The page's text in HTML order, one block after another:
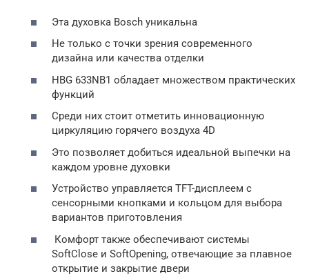
Эта духовка Bosch уникальна
Не только с точки зрения современного
дизайна или качества отделки
HBG 633NB1 обладает множеством практических
функций
Среди них стоит отметить инновационную
циркуляцию горячего воздуха 4D
Это позволяет добиться идеальной выпечки на
каждом уровне духовки
Устройство управляется TFT-дисплеем с
сенсорными кнопками и кольцом для выбора
вариантов приготовления
Комфорт также обеспечивают системы
SoftClose и SoftOpening, отвечающие за плавное
открытие и закрытие двери